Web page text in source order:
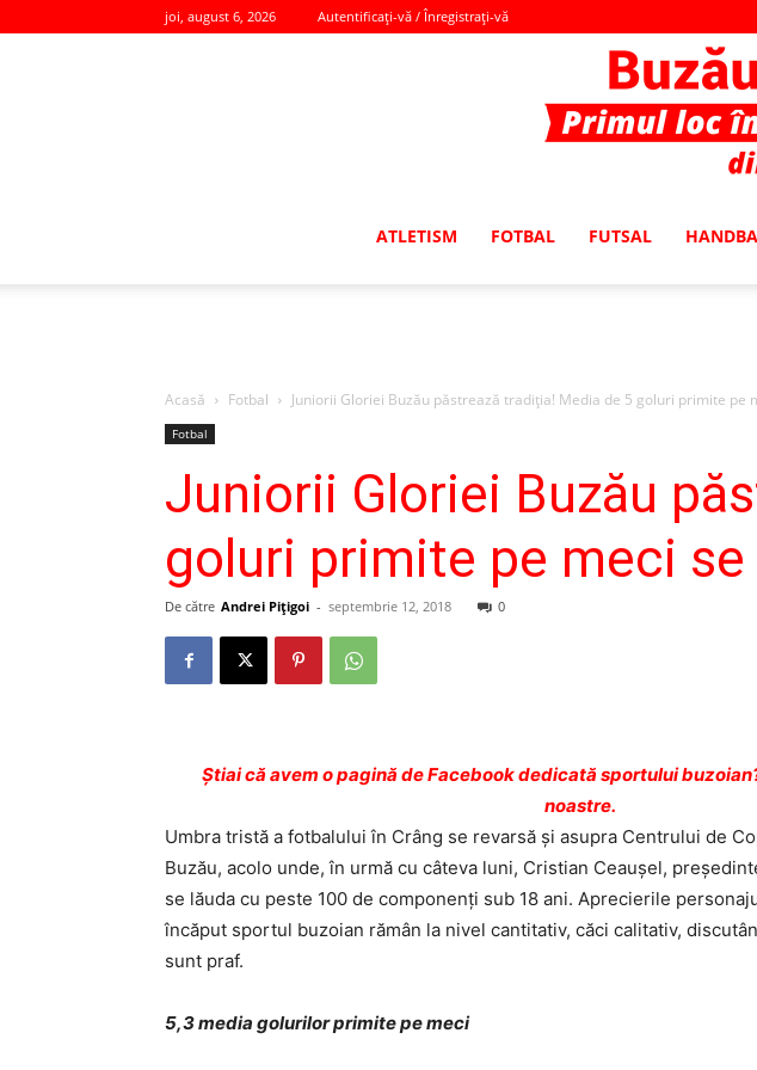
joi, august 6, 2026 Autentificați-vă / Înregistrați-vă
ATLETISM FOTBAL FUTSAL
Acasă Fotbal Juniorii Gloriei Buzău păstrează tradiţia! Media de 5 goluri primite pe
Fotbal
Juniorii Gloriei Buzău
goluri primite pe meci
De către Andrei Pițigoi - septembrie 12, 2018 0
Ştiai că avem o pagină de Facebook dedicată sportului
noastre.
Umbra tristă a fotbalului în Crâng se revarsă şi asupra Centrului de
Buzău, acolo unde, în urmă cu câteva luni, Cristian Ceauşel,
se lăuda cu peste 100 de componenţi sub 18 ani. Aprecierile
încăput sportul buzoian rămân la nivel cantitativ, căci calitativ,
sunt praf.
5,3 media golurilor primite pe meci